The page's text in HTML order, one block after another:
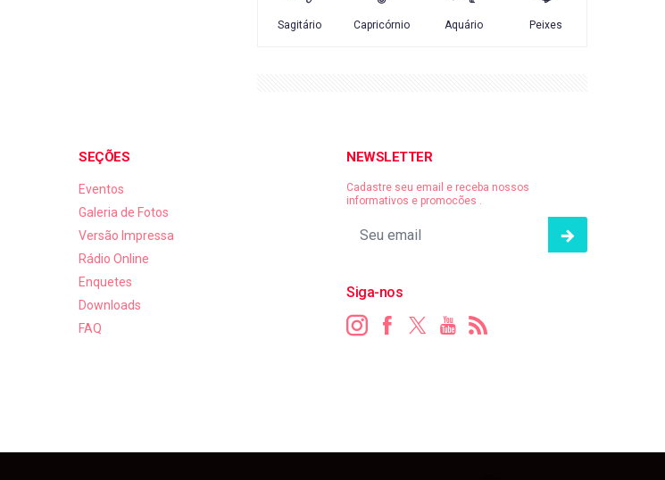
SEÇÕES
Eventos
Galeria de Fotos
Versão Impressa
Rádio Online
Enquetes
Downloads
FAQ
NEWSLETTER
Cadastre seu email e receba nossos
informativos e promocões .
Siga-nos